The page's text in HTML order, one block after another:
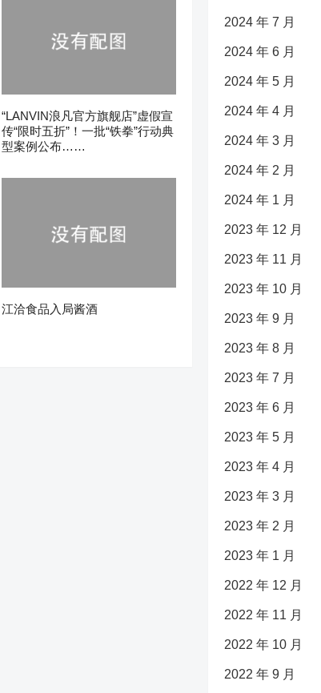
“LANVIN浪凡官方旗舰店”虚假宣
传“限时五折”！一批“铁拳”行动典
型案例公布……
江洽食品入局酱酒
2024 年 7 月
2024 年 6 月
2024 年 5 月
2024 年 4 月
2024 年 3 月
2024 年 2 月
2024 年 1 月
2023 年 12 月
2023 年 11 月
2023 年 10 月
2023 年 9 月
2023 年 8 月
2023 年 7 月
2023 年 6 月
2023 年 5 月
2023 年 4 月
2023 年 3 月
2023 年 2 月
2023 年 1 月
2022 年 12 月
2022 年 11 月
2022 年 10 月
2022 年 9 月